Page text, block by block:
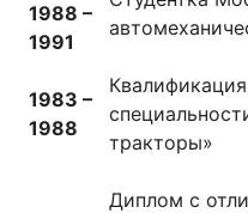
1988 –
1991
1983 –
1988
тракторы»
Диплом с